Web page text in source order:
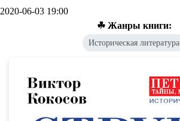
2020-06-03 19:00
☘ Жанры книги:
Историческая литература